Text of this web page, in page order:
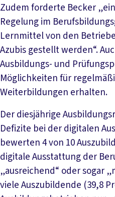
Zudem forderte Becker
Regelung im
Lernmittel von den
Azubis gestellt werden“.
Ausbildungs- und
Möglichkeiten für
Weiterbildungen erhalten.
Der diesjährige
Defizite bei der digitalen
bewerten 4 von 10
digitale Ausstattung der
„ausreichend“ oder sogar
viele Auszubildende (39,8